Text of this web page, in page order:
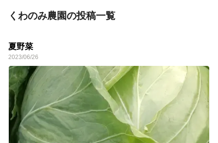
くわのみ農園の投稿一覧
夏野菜
2023/06/26